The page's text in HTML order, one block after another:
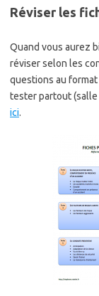
Réviser les
Quand vous aurez
réviser selon les
questions au
tester partout (salle
ici.